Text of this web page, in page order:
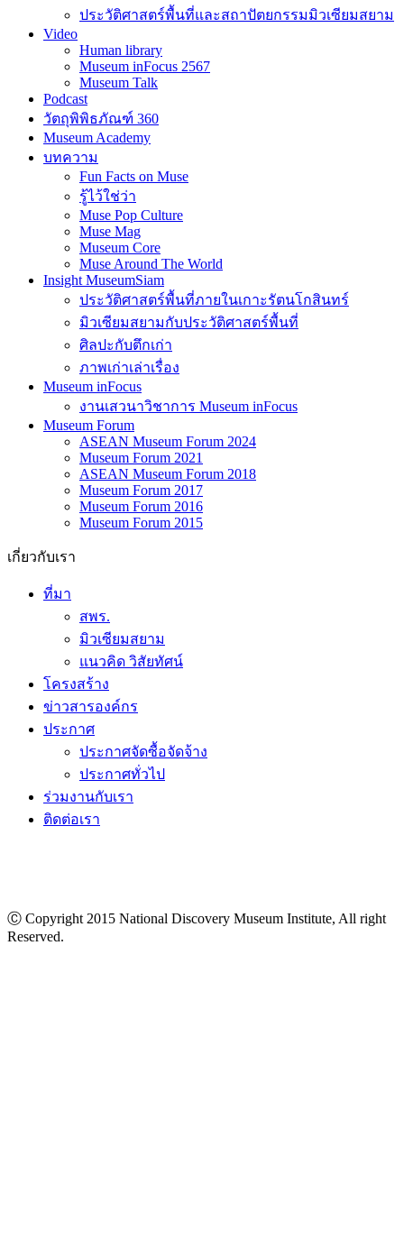
Video
Human library
Museum inFocus 2567
Museum Talk
Podcast
วัตถุพิพิธภัณฑ์ 360
Museum Academy
บทความ
Fun Facts on Muse
รู้ไว้ใช่ว่า
Muse Pop Culture
Muse Mag
Museum Core
Muse Around The World
Insight MuseumSiam
ประวัติศาสตร์พื้นที่ภายในเกาะรัตนโกสินทร์
มิวเซียมสยามกับประวัติศาสตร์พื้นที่
ศิลปะกับตึกเก่า
ภาพเก่าเล่าเรื่อง
Museum inFocus
งานเสวนาวิชาการ Museum inFocus
Museum Forum
ASEAN Museum Forum 2024
Museum Forum 2021
ASEAN Museum Forum 2018
Museum Forum 2017
Museum Forum 2016
Museum Forum 2015
มิวเซียมสยาม
แนวคิด วิสัยทัศน์
โครงสร้าง
ข่าวสารองค์กร
ประกาศ
ประกาศจัดซื้อจัดจ้าง
ประกาศทั่วไป
ร่วมงานกับเรา
ติดต่อเรา
Reserved.